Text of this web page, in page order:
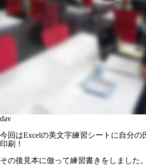
dav
今回はExcelの美文字練習シートに自分の
印刷！
その後見本に倣って練習書きをしました。